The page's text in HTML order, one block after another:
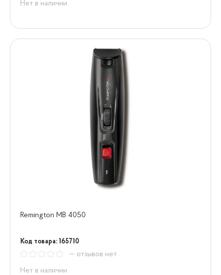
Нет в наличии
Remington MB 4050
Код товара: 165710
— отзывов нет
Нет в наличии